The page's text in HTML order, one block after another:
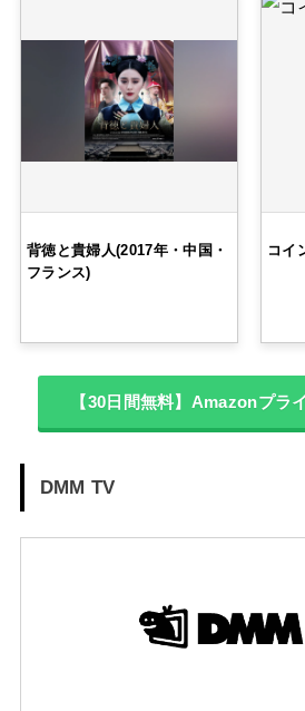
背徳と貴婦人(2017年・中国・
フランス)
コイ
【30日間無料】Amazonプラ
DMM TV